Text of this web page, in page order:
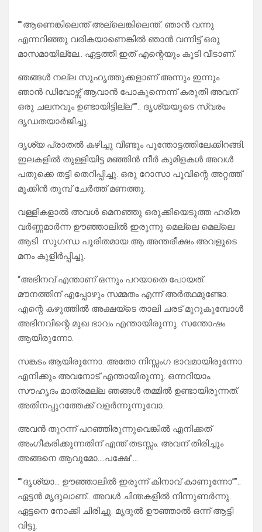
“”ആണെങ്കിലെന്ത് അല്ലെങ്കിലെന്ത്. ഞാൻ വന്നു
എന്നറിഞ്ഞു വരികയാണെങ്കിൽ ഞാൻ വന്നിട്ട് ഒരു
മാസമായില്ലേ.. ഏട്ടത്തീ ഇത് എന്റെയും കൂടി വീടാണ്.
ഞങ്ങൾ നല്ല സുഹൃത്തുക്കളാണ് അന്നും ഇന്നും.
ഞാൻ ഡിവോഴ്സ് ആവാൻ പോകുന്നെന്ന് കരുതി അവന്
ഒരു ചലനവും ഉണ്ടായിട്ടില്ല””.. ദൃശ്യയുടെ സ്വരം
ദൃഡതയാർജിച്ചു.
ദൃശ്യ പ്രാതൽ കഴിച്ചു വീണ്ടും പൂന്തോട്ടത്തിലേക്കിറങ്ങി.
ഇലകളിൽ തുള്ളിയിട്ട മഞ്ഞിൻ നീർ കുമിളകൾ അവൾ
പതുക്കെ തട്ടി തെറിപ്പിച്ചു. ഒരു റോസാ പൂവിന്റെ അറ്റത്ത്
മൂക്കിൻ തുമ്പ് ചേർത്ത് മണത്തു.
വള്ളികളാൽ അവൾ മെനഞ്ഞു ഒരുക്കിയെടുത്ത ഹരിത
വർണ്ണമാർന്ന ഊഞ്ഞാലിൽ ഇരുന്നു മെല്ലെ മെല്ലെ
ആടി. സുഗന്ധ പൂരിതമായ ആ അന്തരീക്ഷം അവളുടെ
മനം കുളിർപ്പിച്ചു.
“അഭിനവ് എന്താണ് ഒന്നും പറയാതെ പോയത്.
മൗനത്തിന് എപ്പോഴും സമ്മതം എന്ന് അർത്ഥമുണ്ടോ.
എന്റെ കഴുത്തിൽ അക്ഷയ്ടെ താലി ചരട് മുറുകുമ്പോൾ
അഭിനവിന്റെ മുഖ ഭാവം എന്തായിരുന്നു. സന്തോഷം
ആയിരുന്നോ.
സങ്കടം ആയിരുന്നോ. അതോ നിസ്സംഗ ഭാവമായിരുന്നോ.
എനിക്കും അവനോട് എന്തായിരുന്നു. ഒന്നറിയാം.
സൗഹൃദം മാത്രമല്ല ഞങ്ങൾ തമ്മിൽ ഉണ്ടായിരുന്നത്.
അതിനപ്പുറത്തേക്ക് വളർന്നുന്നുവോ.
അവൻ തുറന്ന് പറഞ്ഞിരുന്നുവെങ്കിൽ എനിക്കത്
അംഗീകരിക്കുന്നതിന് എന്ത്‌ തടസ്സം. അവന് തിരിച്ചും
അങ്ങനെ ആവുമോ….പക്ഷേ”…
“”ദൃശ്യാ… ഊഞ്ഞാലിൽ ഇരുന്ന് കിനാവ് കാണുന്നോ””..
ഏട്ടൻ മൃദുലാണ്.. അവൾ ചിന്തകളിൽ നിന്നുണർന്നു.
ഏട്ടനെ നോക്കി ചിരിച്ചു. മൃദുൽ ഊഞ്ഞാൽ ഒന്ന് ആട്ടി
വിട്ടു.